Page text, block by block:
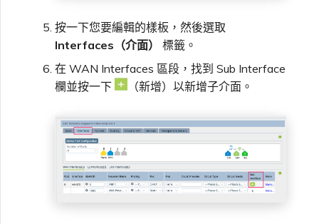
按一下您要編輯的樣板，然後選取
Interfaces（介面）
標籤。
在 WAN Interfaces 區段，找到 Sub Interface
欄並按一下
（新增）以新增子介面。